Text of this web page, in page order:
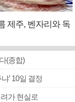
제주, 벤자리와 독
(종합)
’ 10일 결정
가 현실로